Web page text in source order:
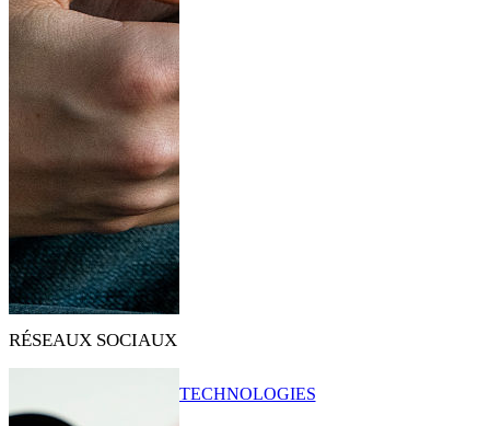
RÉSEAUX SOCIAUX
TECHNOLOGIES